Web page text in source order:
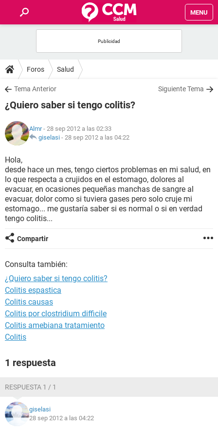
MENU
FOROS
SALUD
FAMILIA
NUTRICIÓN
BIENESTAR
SEXUALIDAD
GLOSARIO
Foros Salud
Tema Anterior Siguiente Tema
¿Quiero saber si tengo colitis?
Almr- 28 sep 2012 a las 02:33
giselasi - 28 sep 2012 a las 04:22
Hola,
desde hace un mes, tengo ciertos problemas en mi salud, en
lo que respecta a crujidos en el estomago, dolores al
evacuar, en ocasiones pequeñas manchas de sangre al
evacuar, dolor como si tuviera gases pero solo cruje mi
estomago... me gustaría saber si es normal o si en verdad
tengo colitis...
Compartir
Consulta también:
¿Quiero saber si tengo colitis?
Colitis espastica
Colitis causas
Colitis por clostridium difficile
Colitis amebiana tratamiento
Colitis
1 respuesta
RESPUESTA 1 / 1
giselasi
28 sep 2012 a las 04:22